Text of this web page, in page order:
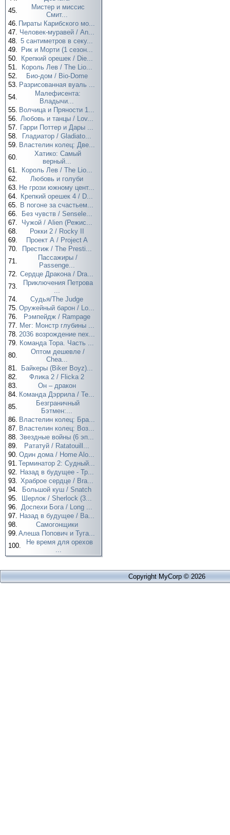
45.
Мистер и миссис
Смит...
46. Пираты Карибского мо...
47. Человек-муравей / An...
48. 5 сантиметров в секу...
49.
Рик и Морти (1 сезон...
50.
Крепкий орешек / Die...
51.
Король Лев / The Lio...
52.
Био-дом / Bio-Dome
53. Разрисованная вуаль ...
54.
Малефисента:
Владычи...
55. Волчица и Пряности 1...
56. Любовь и танцы / Lov...
57. Гарри Поттер и Дары ...
58.
Гладиатор / Gladiato...
59. Властелин колец: Две...
60.
Хатико: Самый
верный...
61.
Король Лев / The Lio...
62.
Любовь и голуби
63. Не грози южному цент...
64. Крепкий орешек 4 / D...
65. В погоне за счастьем...
66.
Без чувств / Sensele...
67.
Чужой / Alien (Режис...
68.
Рокки 2 / Rocky II
69.
Проект А / Project A
70.
Престиж / The Presti...
71.
Пассажиры /
Passenge...
72. Сердце Дракона / Dra...
73.
Приключения Петрова
...
74.
Судья/The Judge
75. Оружейный барон / Lo...
76.
Рэмпейдж / Rampage
77. Мег: Монстр глубины ...
78. 2036 возрождение nex...
79. Команда Тора. Часть ...
80.
Оптом дешевле /
Chea...
81.
Байкеры (Biker Boyz)...
82.
Флика 2 / Flicka 2
83.
Он – дракон
84. Команда Дэррила / Te...
85.
Безграничный
Бэтмен:...
86. Властелин колец: Бра...
87. Властелин колец: Воз...
88. Звездные войны (6 эп...
89.
Рататуй / Ratatouill...
90. Один дома / Home Alo...
91. Терминатор 2: Судный...
92. Назад в будущее - Тр...
93. Храброе сердце / Bra...
94.
Большой куш / Snatch
95.
Шерлок / Sherlock (3...
96. Доспехи Бога / Long ...
97. Назад в будущее / Ba...
98.
Самогонщики
99. Алеша Попович и Туга...
100.
Не время для орехов
...
Copyright MyCorp © 2026